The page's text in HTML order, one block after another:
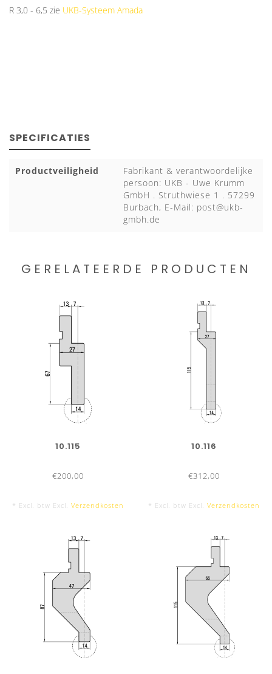
R 3,0 - 6,5 zie UKB-Systeem Amada
SPECIFICATIES
Productveiligheid
Fabrikant & verantwoordelijke
persoon: UKB - Uwe Krumm
GmbH . Struthwiese 1 . 57299
Burbach, E-Mail: post@ukb-
gmbh.de
GERELATEERDE PRODUCTEN
10.115
€200,00
* Excl. btw Excl. Verzendkosten
10.116
€312,00
* Excl. btw Excl. Verzendkosten